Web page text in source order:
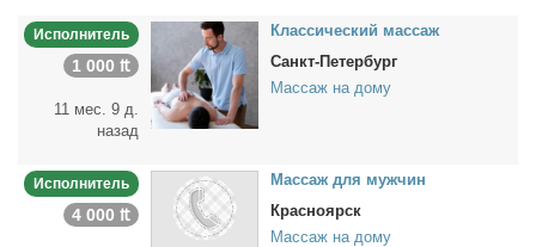
Исполнитель
1 000 ₶
11 мес. 9 д.
назад
Клас­си­че­ский мас­саж
Санкт-Петербург
Массаж на дому
Исполнитель
4 000 ₶
Мас­саж для муж­чин
Красноярск
Массаж на дому